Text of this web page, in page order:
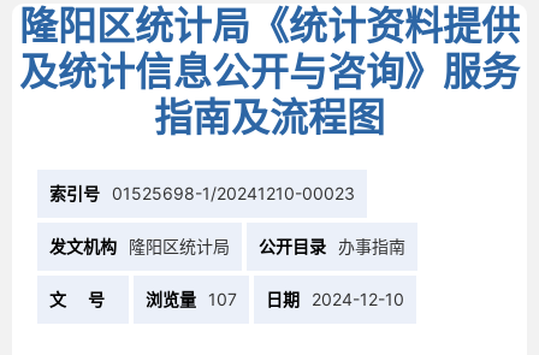
隆阳区统计局《统计资料提供
及统计信息公开与咨询》服务
指南及流程图
索引号 01525698-1/20241210-00023
发文机构 隆阳区统计局 公开目录 办事指南
文 号 浏览量 107 日期 2024-12-10